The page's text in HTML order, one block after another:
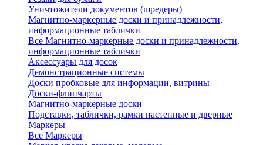
Уничтожители документов (шредеры)
Магнитно-маркерные доски и принадлежности,
информационные таблички
Все Магнитно-маркерные доски и принадлежности,
информационные таблички
Аксессуары для досок
Демонстрационные системы
Доски пробковые для информации, витрины
Доски-флипчарты
Магнитно-маркерные доски
Подставки, таблички, рамки настенные и дверные
Маркеры
Все Маркеры